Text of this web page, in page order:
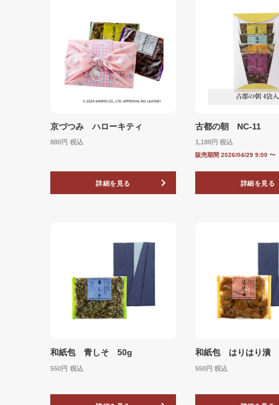
京づつみ ハローキティ
880 税込
詳細を見る
古都の朝 NC-11
1,188 税込
販売期間 2026/04/29 9:00 〜
詳細を見る
和紙包 青しそ 50g
550 税込
和紙包 はりはり漬
550 税込